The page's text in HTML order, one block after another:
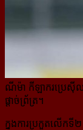
ណីម៉ា កីឡាករប្រេស៊ីល
ផ្ដាច់ព្រ័ត្រ។
ក្នុងការប្រកួតលើក